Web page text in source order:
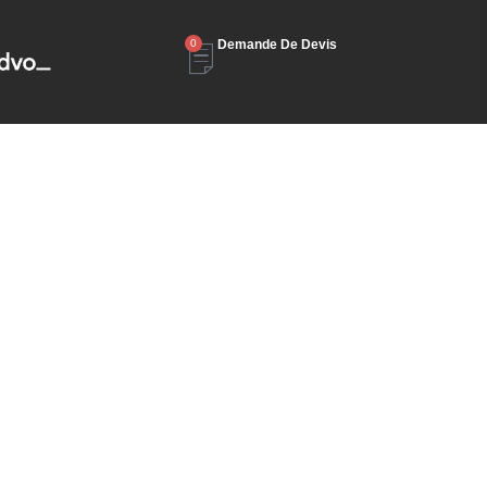
0 Demande De Devis